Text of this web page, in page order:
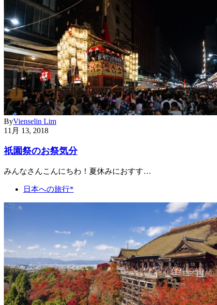
ByVienselin Lim
11月 13, 2018
祇園祭のお祭気分
みんなさんこんにちわ！夏休みにおすす…
日本への旅行*